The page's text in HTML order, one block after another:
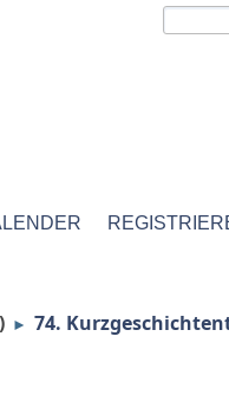
) ► 74.